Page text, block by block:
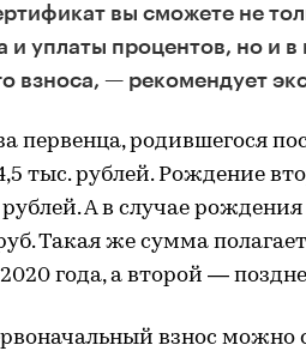
вы сможете не
и уплаты процентов, но и в
взноса, — рекомендует
родившегося
тыс. рублей. Рождение
А в случае
Такая же сумма
года, а второй —
взнос